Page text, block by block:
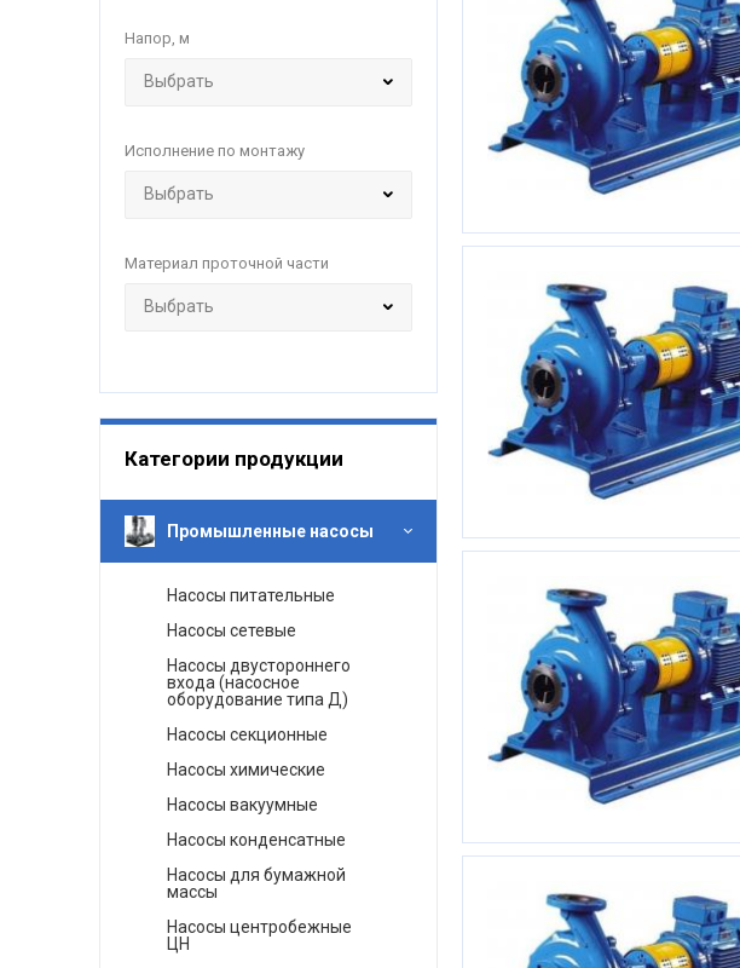
Напор, м
Исполнение по монтажу
Материал проточной части
Категории продукции
Промышленные насосы
Насосы питательные
Насосы сетевые
Насосы двустороннего
входа (насосное
оборудование типа Д)
Насосы секционные
Насосы химические
Насосы вакуумные
Насосы конденсатные
Насосы для бумажной
массы
Насосы центробежные
ЦН